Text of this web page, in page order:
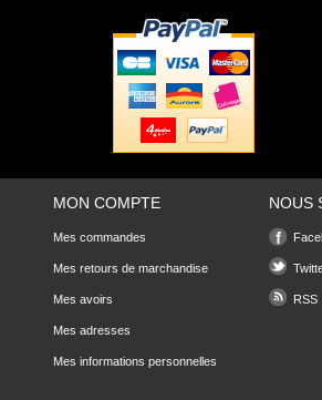
MON COMPTE
Mes commandes
Mes retours de marchandise
Mes avoirs
Mes adresses
Mes informations personnelles
NOUS
RSS